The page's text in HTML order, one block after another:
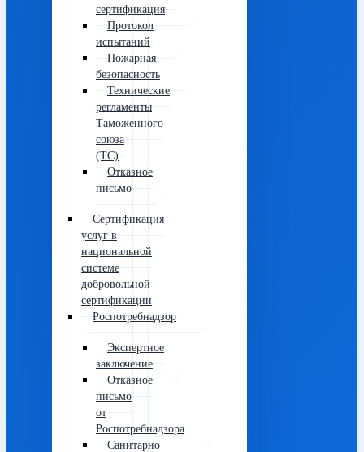
сертификация
Протокол
испытаний
Пожарная
безопасность
Технические
регламенты
Таможенного
союза
(ТС)
Отказное
письмо
Сертификация
услуг в
национальной
системе
добровольной
сертификации
Роспотребнадзор
Экспертное
заключение
Отказное
письмо
от
Роспотребнадзора
Санитарно